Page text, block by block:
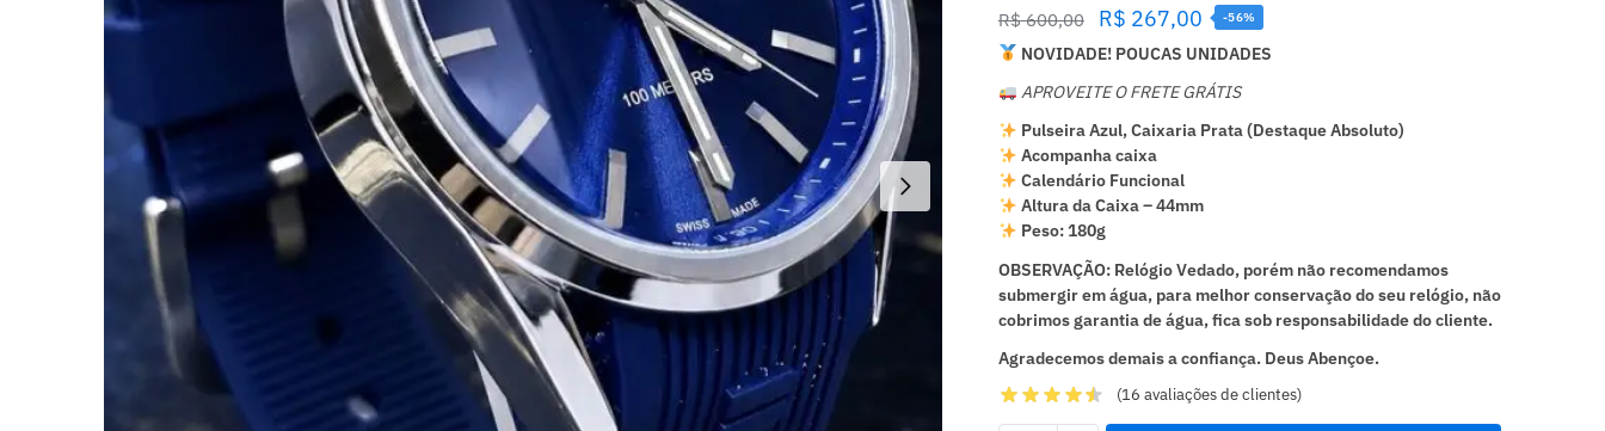
R$600,00 R$ 267,00 -56%
NOVIDADE! POUCAS UNIDADES
APROVEITE O FRETE GRÁTIS
Pulseira Azul, Caixaria Prata (Destaque Absoluto)
Acompanha caixa
Calendário Funcional
Altura da Caixa – 44mm
Peso: 180g
OBSERVAÇÃO: Relógio Vedado, porém não recomendamos
submergir em água, para melhor conservação do seu relógio, não
cobrimos garantia de água, fica sob responsabilidade do cliente.
Agradecemos demais a confiança. Deus Abençoe.
(16 avaliações de clientes)